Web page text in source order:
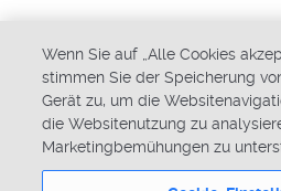
Datenschutzrichtlinie
Allgemeine
Systemstatus
Cookie-
Wenn Sie auf „Alle Cookies
stimmen Sie der Speicherung
Gerät zu, um die
die Websitenutzung zu
Marketingbemühungen zu